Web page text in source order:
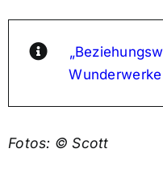
Fotos: © Scott